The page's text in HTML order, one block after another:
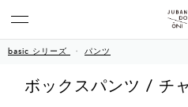
basic シリーズ パンツ
ボックスパンツ / チ